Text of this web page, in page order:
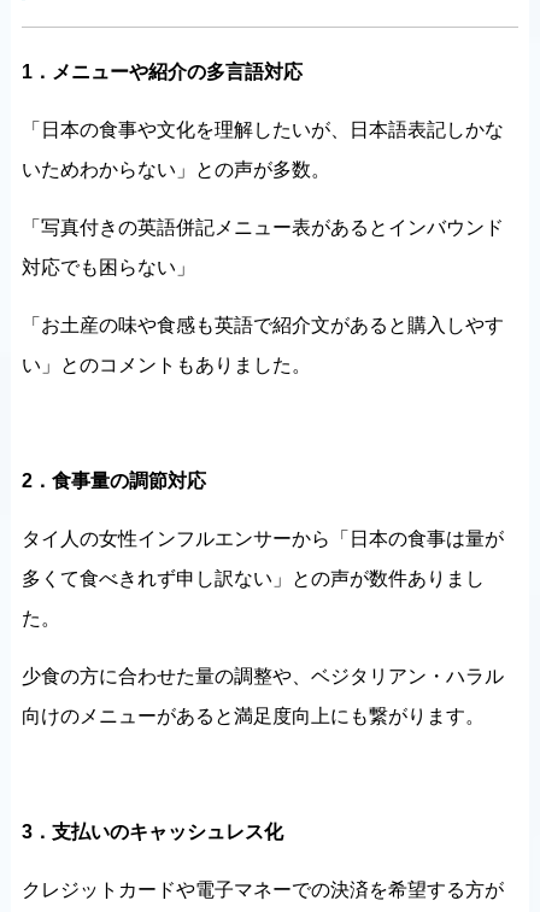
1．メニューや紹介の多言語対応
「日本の食事や文化を理解したいが、日本語表記しかな
いためわからない」との声が多数。
「写真付きの英語併記メニュー表があるとインバウンド
対応でも困らない」
「お土産の味や食感も英語で紹介文があると購入しやす
い」とのコメントもありました。
2．食事量の調節対応
タイ人の女性インフルエンサーから「日本の食事は量が
多くて食べきれず申し訳ない」との声が数件ありまし
た。
少食の方に合わせた量の調整や、ベジタリアン・ハラル
向けのメニューがあると満足度向上にも繋がります。
3．支払いのキャッシュレス化
クレジットカードや電子マネーでの決済を希望する方が